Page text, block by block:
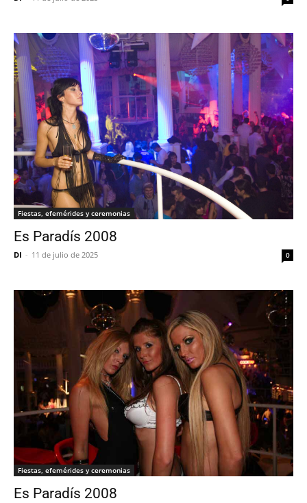
Fiestas, efemérides y ceremonias
Es Paradís 2008
DI - 11 de julio de 2025 0
Fiestas, efemérides y ceremonias
Es Paradís 2008